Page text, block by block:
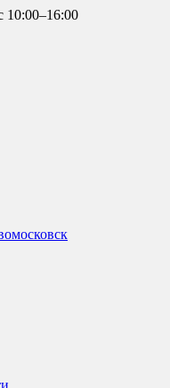
10:00–16:00